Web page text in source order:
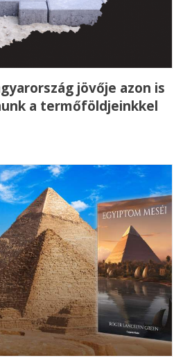
jövője azon is
a termőföldjeinkkel